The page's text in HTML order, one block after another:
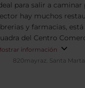
para salir a caminar
hay muchos
y farmacias, está a una
del Centro
puedes caminar hasta
estación Aguacatala del
Medellin. Si vas conniños
información
820mayraz. Santa